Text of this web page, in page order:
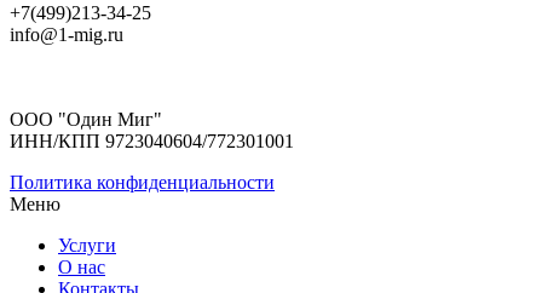
+7(499)213-34-25
info@1-mig.ru
ООО "Один Миг"
ИНН/КПП 9723040604/772301001
Политика конфиденциальности
Меню
Услуги
О нас
Контакты